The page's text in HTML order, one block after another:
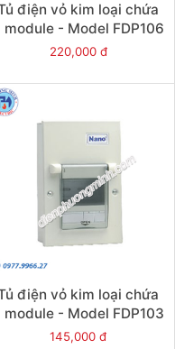
điện vỏ kim loại chứa
module - Model FDP106
220,000 đ
điện vỏ kim loại chứa
module - Model FDP103
145,000 đ